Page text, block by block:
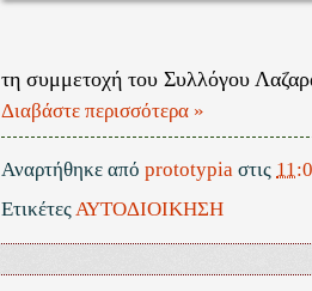
τη συμμετοχή του Συλλόγου
Διαβάστε περισσότερα »
Αναρτήθηκε από prototypia στις
ΕτικέτεςΑΥΤΟΔΙΟΙΚΗΣΗ